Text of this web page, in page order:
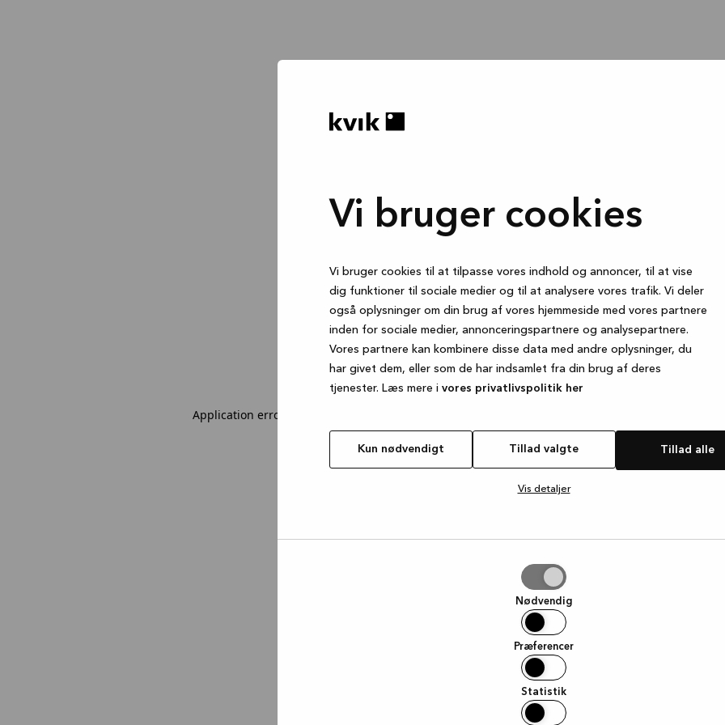
Vi bruger cookies
Vi bruger cookies til at tilpasse vores indhold og annoncer, til at vise
dig funktioner til sociale medier og til at analysere vores trafik. Vi deler
også oplysninger om din brug af vores hjemmeside med vores partnere
inden for sociale medier, annonceringspartnere og analysepartnere.
Vores partnere kan kombinere disse data med andre oplysninger, du
har givet dem, eller som de har indsamlet fra din brug af deres
tjenester. Læs mere i vores privatlivspolitik her
Kun nødvendigt Tillad valgte Tillad alle
Vis detaljer
Nødvendig
Præferencer
Statistik
Application error: a client-side exception has occurred (see the